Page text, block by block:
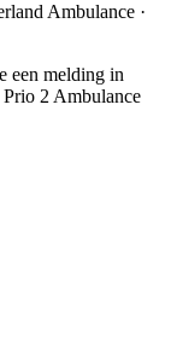
Ambulance ·
een melding in
Prio 2 Ambulance